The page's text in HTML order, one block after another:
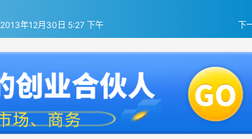
下
2013年12月30日 5:27 下午